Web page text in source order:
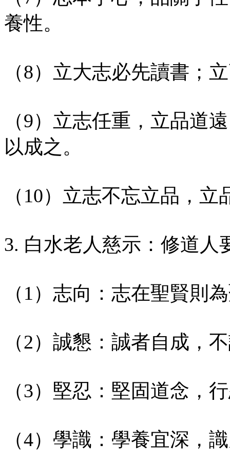
養性。
（8）立大志必先讀書；
（9）立志任重，立品道
以成之。
（10）立志不忘立品，立
3. 白水老人慈示：修道人
（1）志向：志在聖賢則
（2）誠懇：誠者自成，
（3）堅忍：堅固道念，
（4）學識：學養宜深，